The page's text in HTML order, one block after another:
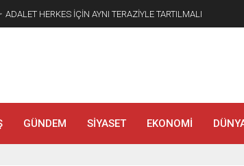
Tahliye Kararı Sonrası Kahramanmaraş’ta Tek Soru: Diğerleri
GÜNDEM SİYASET EKONOMİ